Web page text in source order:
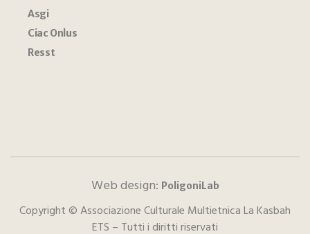
Asgi
Ciac Onlus
Resst
Web design: PoligoniLab
Copyright © Associazione Culturale Multietnica La Kasbah
ETS – Tutti i diritti riservati